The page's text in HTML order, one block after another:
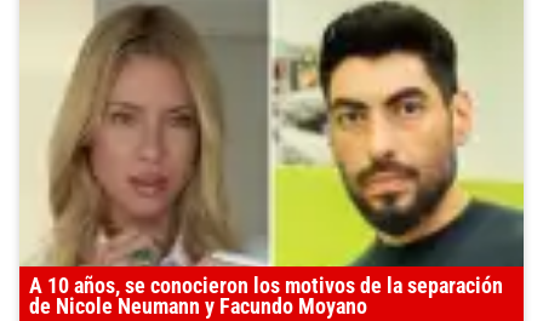
A 10 años, se conocieron los motivos de la separación
de Nicole Neumann y Facundo Moyano